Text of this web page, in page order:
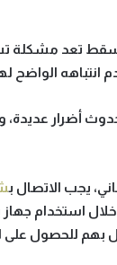
تعد مشكلة
الواضح
أضرار عديدة،
يجب الاتصال ب
من خلال
بهم للحصول على